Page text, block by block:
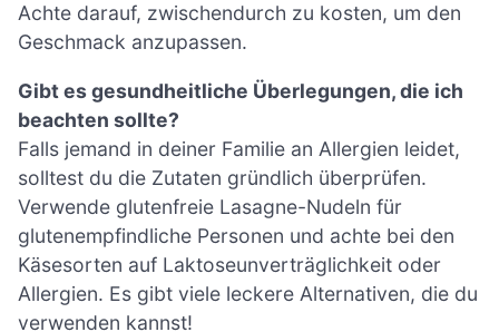
Achte darauf, zwischendurch zu kosten, um den
Geschmack anzupassen.
Gibt es gesundheitliche Überlegungen, die ich
beachten sollte?
Falls jemand in deiner Familie an Allergien leidet,
solltest du die Zutaten gründlich überprüfen.
Verwende glutenfreie Lasagne-Nudeln für
glutenempfindliche Personen und achte bei den
Käsesorten auf Laktoseunverträglichkeit oder
Allergien. Es gibt viele leckere Alternativen, die du
verwenden kannst!